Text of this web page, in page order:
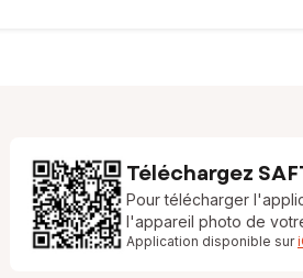
Téléchargez
Pour télécharger
l'appareil photo de
Application disponible sur